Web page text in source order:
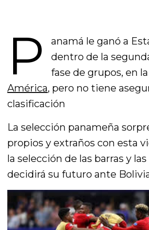
P
anamá le ganó a
dentro de la
fase de grupos, en la
América, pero no tiene
clasificación
La selección panameña
propios y extraños con esta
la selección de las barras y
decidirá su futuro ante